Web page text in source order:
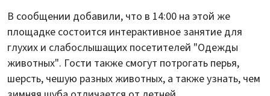
В сообщении добавили, что в 14:00 на этой же
площадке состоится интерактивное занятие для
глухих и слабослышащих посетителей "Одежды
животных". Гости также смогут потрогать перья,
шерсть, чешую разных животных, а также узнать, чем